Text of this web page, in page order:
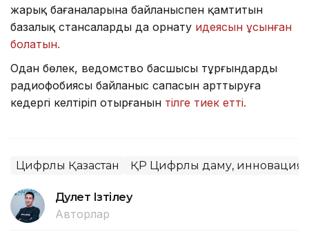
жарық бағаналарына байланыспен қамтитын
базалық стансаларды да орнату идеясын ұсынған
болатын.
Одан бөлек, ведомство басшысы тұрғындардың
радиофобиясы байланыс сапасын арттыруға
кедергі келтіріп отырғанын тілге тиек етті.
Цифрлық Қазақстан ҚР Цифрлық даму,
Дәулет Ізтілеу
Авторлар